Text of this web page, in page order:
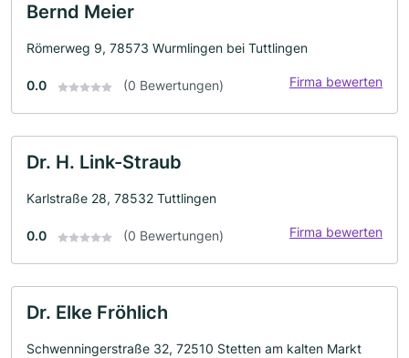
Bernd Meier
Römerweg 9, 78573 Wurmlingen bei Tuttlingen
0.0 (0 Bewertungen) Firma bewerten
Dr. H. Link-Straub
Karlstraße 28, 78532 Tuttlingen
0.0 (0 Bewertungen) Firma bewerten
Dr. Elke Fröhlich
Schwenningerstraße 32, 72510 Stetten am kalten Markt